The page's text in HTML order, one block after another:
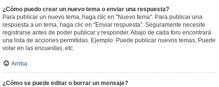
¿Cómo puedo crear un nuevo tema o enviar una respuesta?
Para publicar un nuevo tema, haga clic en "Nuevo tema". Para publicar una
respuesta a un tema, haga clic en "Enviar respuesta". Seguramente necesite
registrarse antes de poder publicar y responder. Abajo de cada foro encontrará
una lista de acciones permitidas. Ejemplo: Puede publicar nuevos temas, Puede
votar en las encuestas, etc.
Arriba
¿Cómo se puede editar o borrar un mensaje?